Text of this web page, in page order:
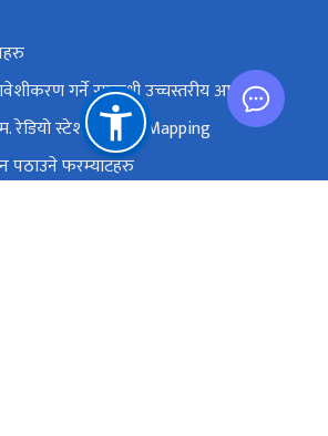
गर्ने सम्बन्धी उच्चस्तरीय आयोग
रेडियो स्टेशनको GIS Mapping
पठाउने फरम्याटहरु